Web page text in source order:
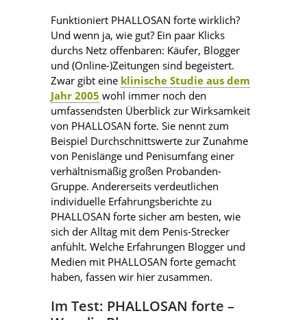
Funktioniert PHALLOSAN forte wirklich?
Und wenn ja, wie gut? Ein paar Klicks
durchs Netz offenbaren: Käufer, Blogger
und (Online-)Zeitungen sind begeistert.
Zwar gibt eine klinische Studie aus dem
Jahr 2005 wohl immer noch den
umfassendsten Überblick zur Wirksamkeit
von PHALLOSAN forte. Sie nennt zum
Beispiel Durchschnittswerte zur Zunahme
von Penislänge und Penisumfang einer
verhältnismäßig großen Probanden-
Gruppe. Andererseits verdeutlichen
individuelle Erfahrungsberichte zu
PHALLOSAN forte sicher am besten, wie
sich der Alltag mit dem Penis-Strecker
anfühlt. Welche Erfahrungen Blogger und
Medien mit PHALLOSAN forte gemacht
haben, fassen wir hier zusammen.
Im Test: PHALLOSAN forte –